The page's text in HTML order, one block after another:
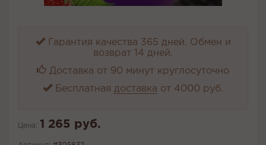
Гарантия качества 365 дней. Обмен и
возврат 14 дней.
Доставка от 90 минут круглосуточно
Бесплатная доставка от 4000 руб.
Цена: 1 265 руб.